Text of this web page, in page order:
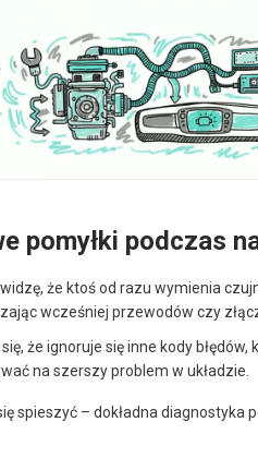
pomyłki podczas
że ktoś od razu wymienia
wcześniej przewodów czy
że ignoruje się inne kody błędów,
na szerszy problem w układzie.
spieszyć – dokładna